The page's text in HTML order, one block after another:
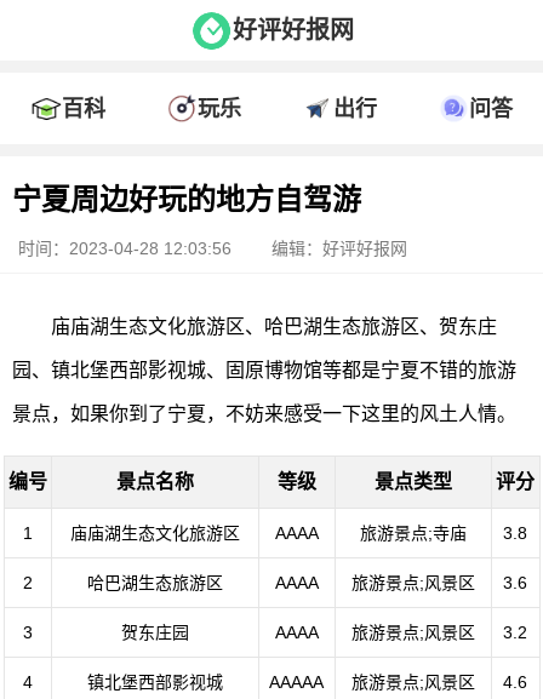
好评好报网
百科 玩乐 出行 问答
宁夏周边好玩的地方自驾游
时间：2023-04-28 12:03:56 编辑：好评好报网
庙庙湖生态文化旅游区、哈巴湖生态旅游区、贺东庄
园、镇北堡西部影视城、固原博物馆等都是宁夏不错的旅游
景点，如果你到了宁夏，不妨来感受一下这里的风土人情。
编号 景点名称 等级 景点类型 评分
1 庙庙湖生态文化旅游区 AAAA 旅游景点;寺庙 3.8
2 哈巴湖生态旅游区 AAAA 旅游景点;风景区 3.6
3 贺东庄园 AAAA 旅游景点;风景区 3.2
4 镇北堡西部影视城 AAAAA 旅游景点;风景区 4.6